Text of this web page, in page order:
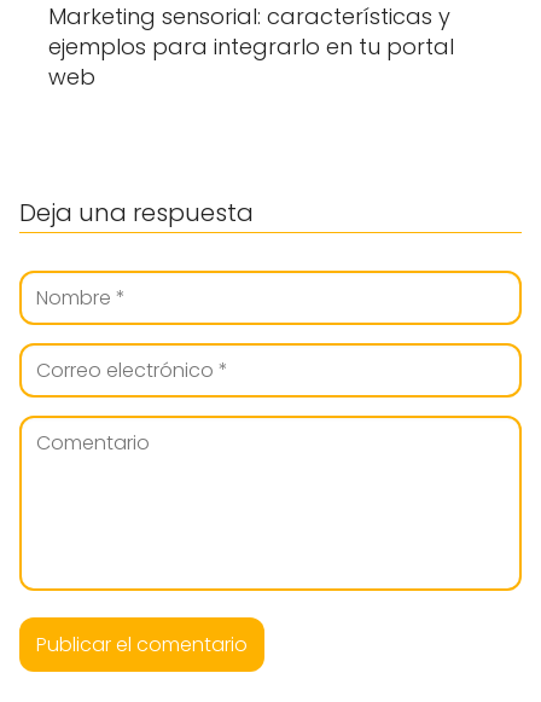
Marketing sensorial: características y
ejemplos para integrarlo en tu portal
web
Deja una respuesta